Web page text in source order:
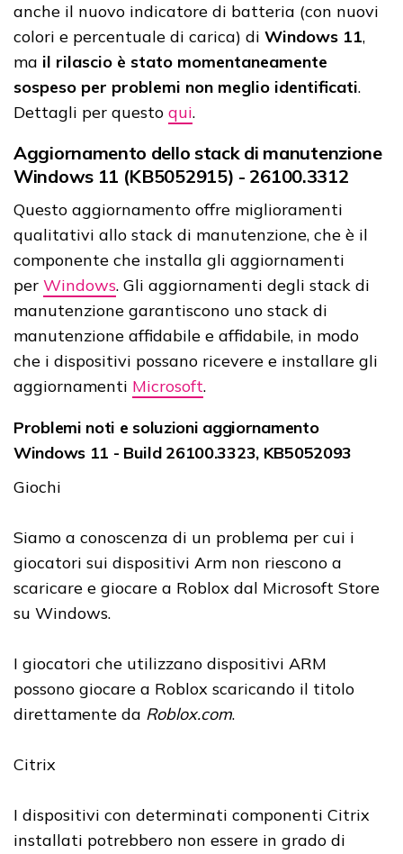
anche il nuovo indicatore di batteria (con nuovi
colori e percentuale di carica) di Windows 11,
ma il rilascio è stato momentaneamente
sospeso per problemi non meglio identificati.
Dettagli per questo qui.
Aggiornamento dello stack di manutenzione
Windows 11 (KB5052915) - 26100.3312
Questo aggiornamento offre miglioramenti
qualitativi allo stack di manutenzione, che è il
componente che installa gli aggiornamenti
per Windows. Gli aggiornamenti degli stack di
manutenzione garantiscono uno stack di
manutenzione affidabile e affidabile, in modo
che i dispositivi possano ricevere e installare gli
aggiornamenti Microsoft.
Problemi noti e soluzioni aggiornamento
Windows 11 - Build 26100.3323, KB5052093
Giochi
Siamo a conoscenza di un problema per cui i
giocatori sui dispositivi Arm non riescono a
scaricare e giocare a Roblox dal Microsoft Store
su Windows.
I giocatori che utilizzano dispositivi ARM
possono giocare a Roblox scaricando il titolo
direttamente da Roblox.com.
Citrix
I dispositivi con determinati componenti Citrix
installati potrebbero non essere in grado di